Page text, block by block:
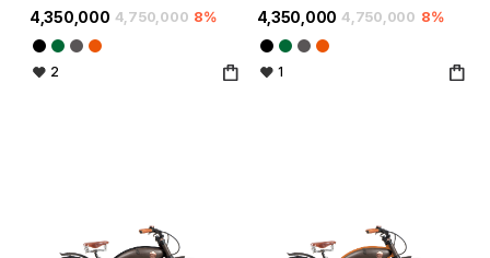
4,350,000 4,750,000 8%
2
4,350,000 4,750,000 8%
1